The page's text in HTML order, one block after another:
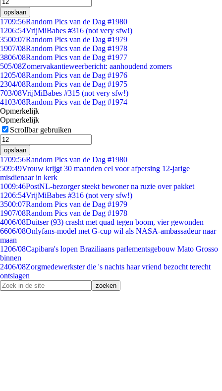
opslaan
1709:56Random Pics van de Dag #1980
1206:54VrijMiBabes #316 (not very sfw!)
3500:07Random Pics van de Dag #1979
1907/08Random Pics van de Dag #1978
3806/08Random Pics van de Dag #1977
505/08Zomervakantieweerbericht: aanhoudend zomers
1205/08Random Pics van de Dag #1976
2304/08Random Pics van de Dag #1975
703/08VrijMiBabes #315 (not very sfw!)
4103/08Random Pics van de Dag #1974
Opmerkelijk
Opmerkelijk
Scrollbar gebruiken
opslaan
1709:56Random Pics van de Dag #1980
509:49Vrouw krijgt 30 maanden cel voor afpersing 12-jarige
misdienaar in kerk
1009:46PostNL-bezorger steekt bewoner na ruzie over pakket
1206:54VrijMiBabes #316 (not very sfw!)
3500:07Random Pics van de Dag #1979
1907/08Random Pics van de Dag #1978
4006/08Duitser (93) crasht met quad tegen boom, vier gewonden
6606/08Onlyfans-model met G-cup wil als NASA-ambassadeur naar
maan
1206/08Capibara's lopen Braziliaans parlementsgebouw Mato Grosso
binnen
2406/08Zorgmedewerkster die 's nachts haar vriend bezocht terecht
ontslagen